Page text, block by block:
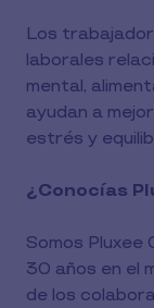
Los
laborales
mental,
ayudan a
estrés y
¿Conocías
Somos Pluxee
30 años en el
de los